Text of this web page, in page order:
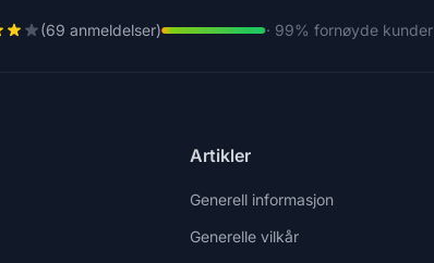
(69 anmeldelser) · 99% fornøyde kunder
Artikler
Generell informasjon
Generelle vilkår